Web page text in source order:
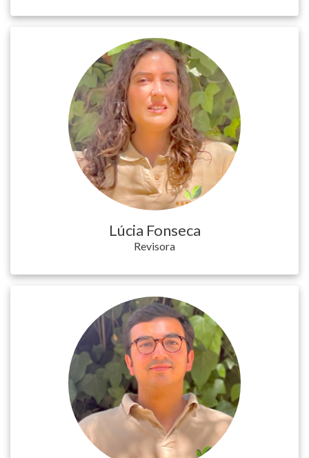
Lúcia Fonseca
Revisora